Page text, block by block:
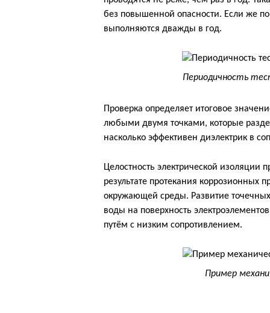
без повышенной опасности. Если же
выполняются дважды в год.
Периодичность
Проверка определяет итоговое
любыми двумя точками, которые
насколько эффективен диэлектрик в
Целостность электрической
результате протекания коррозионных
окружающей среды. Развитие
воды на поверхность
путём с низким сопротивлением.
Пример